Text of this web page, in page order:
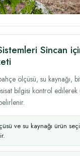
Sincan
ölçüsü, su kaynağı,
bilgisi kontrol edilerek
ve su kaynağı ürün